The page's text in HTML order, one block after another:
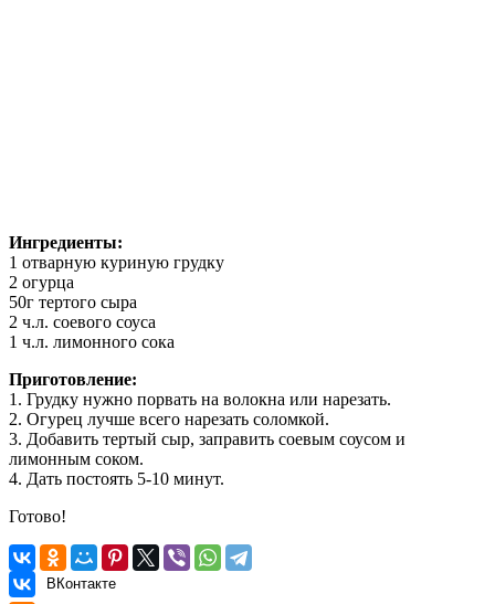
Ингредиенты:
1 отварную куриную грудку
2 огурца
50г тертого сыра
2 ч.л. соевого соуса
1 ч.л. лимонного сока
Приготовление:
1. Грудку нужно порвать на волокна или нарезать.
2. Огурец лучше всего нарезать соломкой.
3. Добавить тертый сыр, заправить соевым соусом и
лимонным соком.
4. Дать постоять 5-10 минут.
Готово!
ВКонтакте